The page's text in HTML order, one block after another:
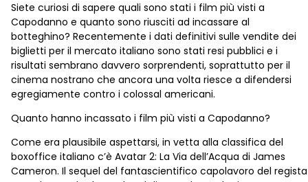
Siete curiosi di sapere quali sono stati i film più visti a
Capodanno e quanto sono riusciti ad incassare al
botteghino? Recentemente i dati definitivi sulle vendite dei
biglietti per il mercato italiano sono stati resi pubblici e i
risultati sembrano davvero sorprendenti, soprattutto per il
cinema nostrano che ancora una volta riesce a difendersi
egregiamente contro i colossal americani.
Quanto hanno incassato i film più visti a Capodanno?
Come era plausibile aspettarsi, in vetta alla classifica del
boxoffice italiano c’è Avatar 2: La Via dell’Acqua di James
Cameron. Il sequel del fantascientifico capolavoro del regista